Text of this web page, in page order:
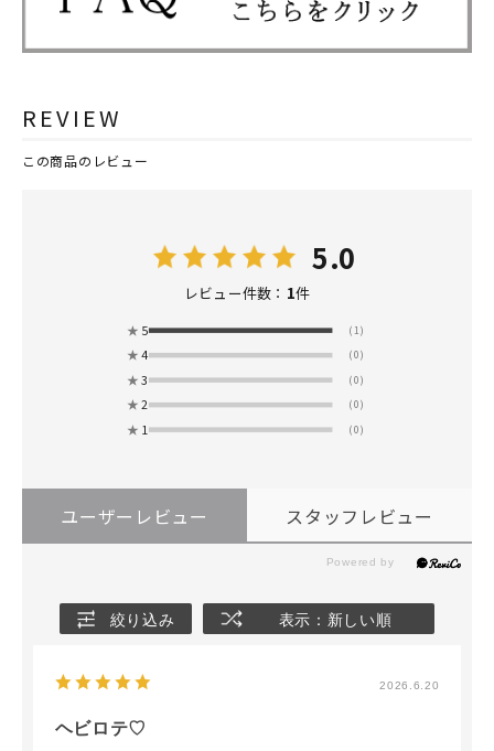
REVIEW
この商品のレビュー
5.0
レビュー件数： 1件
★ 5 (1)
★ 4 (0)
★ 3 (0)
★ 2 (0)
★ 1 (0)
ユーザーレビュー スタッフレビュー
絞り込み 表示：新しい順
2026.6.20
ヘビロテ♡